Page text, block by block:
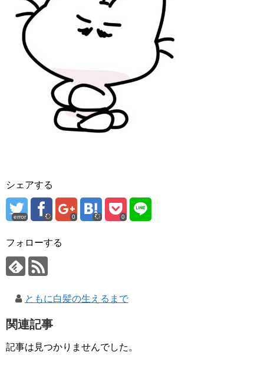
シェアする
error 0 0
フォローする
ともに白髪の生えるまで
関連記事
記事は見つかりませんでした。